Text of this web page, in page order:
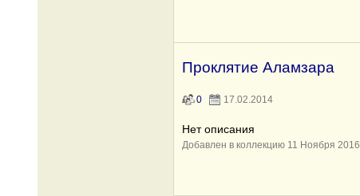
Проклятие Аламзара
0 17.02.2014
Нет описания
Добавлен в коллекцию 11 Ноября 2016